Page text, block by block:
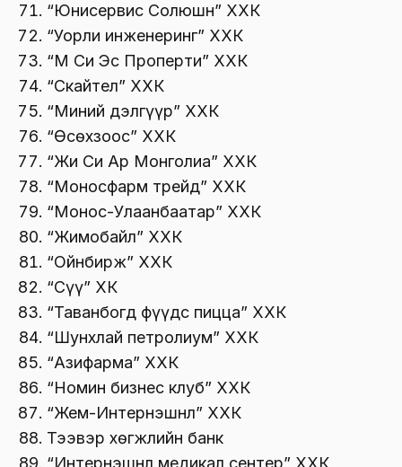
“Юнисервис Солюшн” ХХК
“Уорли инженеринг” ХХК
“М Си Эс Проперти” ХХК
“Скайтел” ХХК
“Миний дэлгүүр” ХХК
“Өсөхзоос” ХХК
“Жи Си Ар Монголиа” ХХК
“Моносфарм трейд” ХХК
“Монос-Улаанбаатар” ХХК
“Жимобайл” ХХК
“Ойнбирж” ХХК
“Сүү” ХК
“Таванбогд фүүдс пицца” ХХК
“Шунхлай петролиум” ХХК
“Азифарма” ХХК
“Номин бизнес клуб” ХХК
“Жем-Интернэшнл” ХХК
Тээвэр хөгжлийн банк